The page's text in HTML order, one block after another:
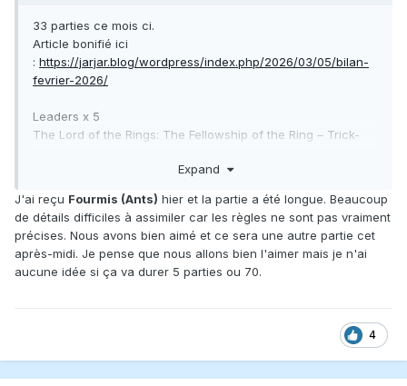
33 parties ce mois ci.
Article bonifié ici
: https://jarjar.blog/wordpress/index.php/2026/03/05/bilan-
fevrier-2026/
Leaders x 5
The Lord of the Rings: The Fellowship of the Ring – Trick-
Daydream x 2
Deckersx 2
Hitster x 2
The Lord of the Rings: Duel for Middle-earth x 2
Ants
Expand
J'ai reçu Fourmis (Ants) hier et la partie a été longue. Beaucoup
de détails difficiles à assimiler car les règles ne sont pas vraiment
précises. Nous avons bien aimé et ce sera une autre partie cet
après-midi. Je pense que nous allons bien l'aimer mais je n'ai
aucune idée si ça va durer 5 parties ou 70.
4